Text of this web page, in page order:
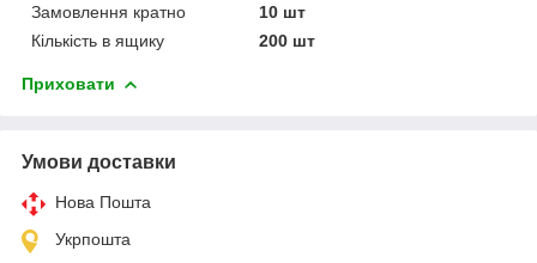
Замовлення кратно
10 шт
Кількість в ящику
200 шт
Приховати
Умови доставки
Нова Пошта
Укрпошта